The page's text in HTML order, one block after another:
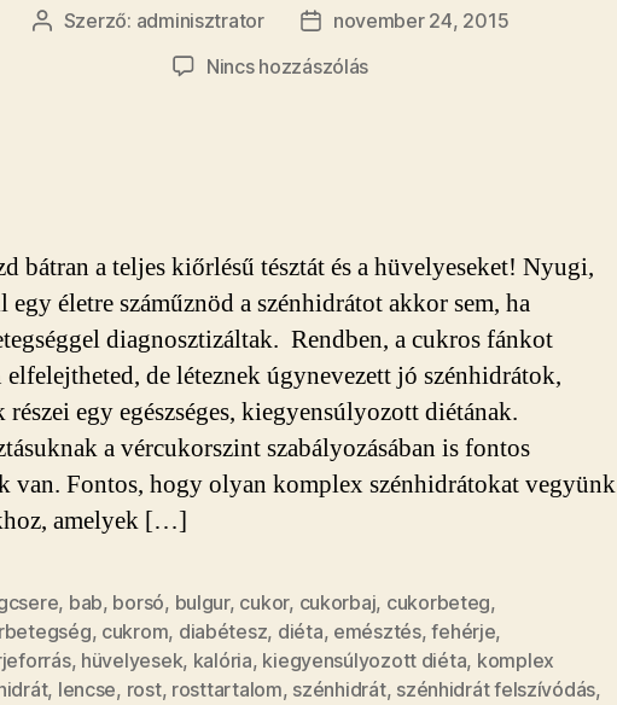
Bejegyzés
Szerző: adminisztrator
Bejegyzés
dátuma
november 24, 2015
Nincs hozzászólása(z)
cukorbetegeknek
bejegyzéshez
bátran a teljes kiőrlésű tésztát és a hüvelyeseket! Nyugi,
egy életre száműznöd a szénhidrátot akkor sem, ha
diagnosztizáltak. Rendben, a cukros fánkot
de léteznek úgynevezett jó szénhidrátok,
részei egy egészséges, kiegyensúlyozott diétának.
a vércukorszint szabályozásában is fontos
van. Fontos, hogy olyan komplex szénhidrátokat vegyünk
amelyek […]
, bab, borsó, bulgur, cukor, cukorbaj, cukorbeteg,
, cukrom, diabétesz, diéta, emésztés,fehérje,
, hüvelyesek, kalória, kiegyensúlyozott diéta, komplex
, lencse, rost, rosttartalom, szénhidrát, szénhidrát felszívódás,